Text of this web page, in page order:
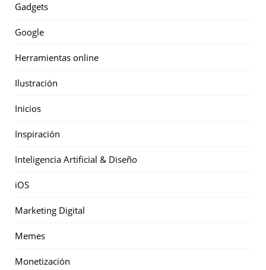
Gadgets
Google
Herramientas online
Ilustración
Inicios
Inspiración
Inteligencia Artificial & Diseño
iOS
Marketing Digital
Memes
Monetización